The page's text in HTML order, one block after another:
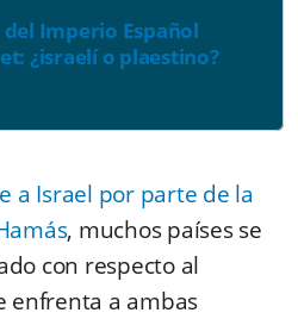
Imperio Español
¿israelí o plaestino?
a Israel por parte de la
, muchos países se
con respecto al
enfrenta a ambas